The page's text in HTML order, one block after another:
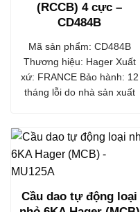
(RCCB) 4 cực –
CD484B
Mã sản phẩm: CD484B
Thương hiệu: Hager Xuất
xứ: FRANCE Bảo hành: 12
tháng lỗi do nhà sản xuất
Cầu dao tự động loại